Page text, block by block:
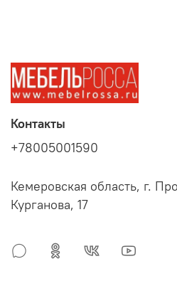
Контакты
+78005001590
Кемеровская область, г.
Курганова, 17